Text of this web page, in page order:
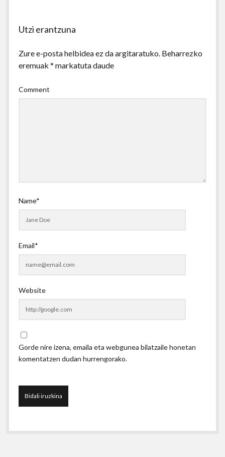
Utzi erantzuna
Zure e-posta helbidea ez da argitaratuko. Beharrezko
eremuak * markatuta daude
Comment
Name*
Email*
Website
Gorde nire izena, emaila eta webgunea bilatzaile honetan
komentatzen dudan hurrengorako.